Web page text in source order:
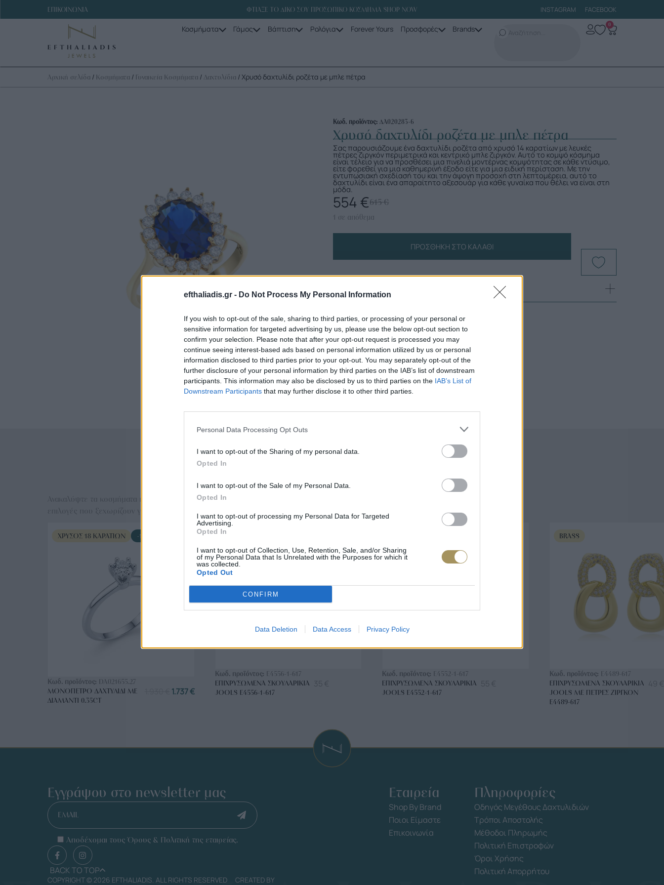
efthaliadis.gr - Do Not Process My Personal Information
If you wish to opt-out of the sale, sharing to third parties, or processing of your personal or
sensitive information for targeted advertising by us, please use the below opt-out section to
confirm your selection. Please note that after your opt-out request is processed you may
continue seeing interest-based ads based on personal information utilized by us or personal
information disclosed to third parties prior to your opt-out. You may separately opt-out of the
further disclosure of your personal information by third parties on the IAB’s list of downstream
participants. This information may also be disclosed by us to third parties on the IAB’s List of
Downstream Participants that may further disclose it to other third parties.
Personal Data Processing Opt Outs
I want to opt-out of the Sharing of my personal data.
Opted In
I want to opt-out of the Sale of my Personal Data.
Opted In
I want to opt-out of processing my Personal Data for Targeted
Advertising.
Opted In
I want to opt-out of Collection, Use, Retention, Sale, and/or Sharing
of my Personal Data that Is Unrelated with the Purposes for which it
was collected.
Opted Out
CONFIRM
Data Deletion Data Access Privacy Policy
ΕΠΙΚΟΙΝΩΝΙΑ ΦΤΙΑΞΕ ΤΟ ΔΙΚΟ ΣΟΥ ΠΡΟΣΩΠΙΚΟ ΚΟΣΜΗΜΑ SHOP NOW INSTAGRAM FACEBOOK
Κοσμήματα Γάμος Βάπτιση Ρολόγια Forever Yours Προσφορές Brands 0
Αρχική σελίδα / Κοσμήματα / Γυναικεία Κοσμήματα / Δαχτυλίδια / Χρυσό δαχτυλίδι ροζέτα με μπλε πέτρα
Κωδ. προϊόντος:ΔΑ020283-6
Χρυσό δαχτυλίδι ροζέτα με μπλε πέτρα
Σας παρουσιάζουμε ένα δαχτυλίδι ροζέτα από χρυσό 14 καρατίων με λευκές
πέτρες ζιργκόν περιμετρικά και κεντρικό μπλε ζιργκόν. Αυτό το κομψό κόσμημα
είναι τέλειο για να προσθέσει μια πινελιά μοντέρνας κομψότητας σε κάθε ντύσιμο,
είτε φορεθεί για μια καθημερινή έξοδο είτε για μια ειδική περίσταση. Με την
εντυπωσιακή σχεδίασή του και την άψογη προσοχή στη λεπτομέρεια, αυτό το
δαχτυλίδι είναι ένα απαραίτητο αξεσουάρ για κάθε γυναίκα που θέλει να είναι στη
μόδα.
615€
554 €
1 σε απόθεμα
ΠΡΟΣΘΉΚΗ ΣΤΟ ΚΑΛΆΘΙ
Επιλογές Που Ταιριάζουν
Ανακαλύψτε τα κοσμήματα που αγαπήθηκαν περισσότερο! Εδώ θα βρείτε τις κορυφαίες
ΧΡΥΣΌΣ 18 ΚΑΡΑΤΊΩΝ -10%
Κωδ. προϊόντος: DA021655.27
ΜΟΝΌΠΕΤΡΟ ΔΑΧΤΥΛΊΔΙ ΜΕ
ΔΙΑΜΆΝΤΙ 0.35CT
1.737€
BRASS
Κωδ. προϊόντος: E4556-1-617
ΕΠΙΧΡΥΣΩΜΈΝΑ ΣΚΟΥΛΑΡΊΚΙΑ
JOOLS E4556-1-617
Κωδ. προϊόντος: E4552-1-617
ΕΠΙΧΡΥΣΩΜΈΝΑ ΣΚΟΥΛΑΡΊΚΙΑ
JOOLS E4552-1-617
BRASS
Κωδ. προϊόντος: E4489-617
ΕΠΙΧΡΥΣΩΜΈΝΑ ΣΚΟΥΛΑΡΊΚΙΑ
JOOLS ΜΕ ΠΈΤΡΕΣ ΖΙΡΓΚΌΝ
E4489-617
Εγγράψου στο newsletter μας
EMAIL
Αποδέχομαι τους Όρους & Πολιτική της εταιρείας.
BACK TO TOP
Εταιρεία
Shop By Brand
Ποιοι Είμαστε
Επικοινωνία
Πληροφορίες
Οδηγός Μεγέθους Δαχτυλιδιών
Τρόποι Αποστολής
Μέθοδοι Πληρωμής
Πολιτική Επιστροφών
Όροι Χρήσης
Πολιτική Απορρήτου
COPYRIGHT © 2026 EFTHALIADIS. ALL RIGHTS RESERVED CREATED BY